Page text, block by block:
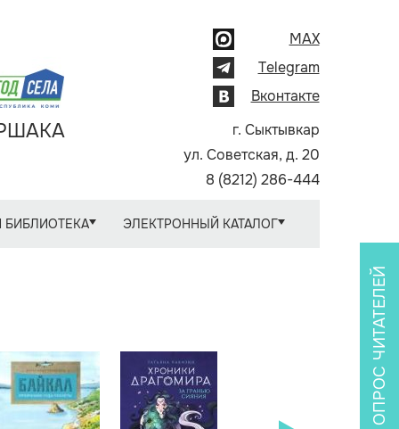
MAX
Telegram
Вконтакте
г. Сыктывкар
ул. Советская, д. 20
8 (8212) 286-444
БИБЛИОТЕКА ЭЛЕКТРОННЫЙ КАТАЛОГ
ОПРОС ЧИТАТЕЛЕЙ